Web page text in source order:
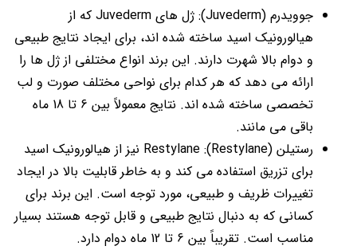
جوویدرم (Juvederm): ژل های Juvederm که از
هیالورونیک اسید ساخته شده اند، برای ایجاد نتایج طبیعی
و دوام بالا شهرت دارند. این برند انواع مختلفی از ژل ها را
ارائه می دهد که هر کدام برای نواحی مختلف صورت و لب
تخصصی ساخته شده اند. نتایج معمولاً بین 6 تا 18 ماه
باقی می مانند.
رستیلن (Restylane): Restylane نیز از هیالورونیک اسید
برای تزریق استفاده می کند و به خاطر قابلیت بالا در ایجاد
تغییرات ظریف و طبیعی، مورد توجه است. این برند برای
کسانی که به دنبال نتایج طبیعی و قابل توجه هستند بسیار
مناسب است. تقریباً بین 6 تا 12 ماه دوام دارد.